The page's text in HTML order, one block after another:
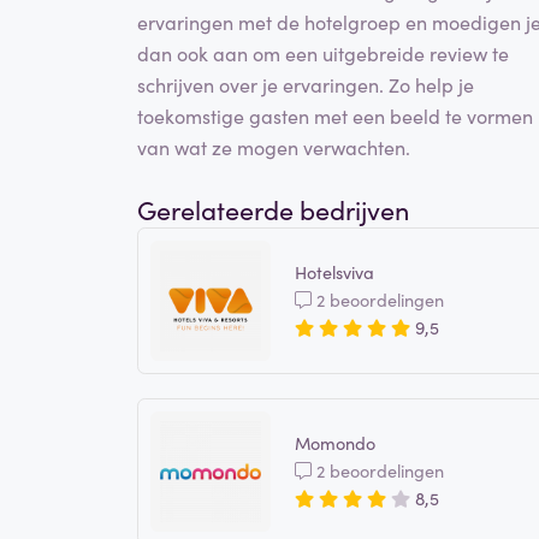
ervaringen met de hotelgroep en moedigen
dan ook aan om een uitgebreide review te
schrijven over je ervaringen. Zo help je
toekomstige gasten met een beeld te vormen
van wat ze mogen verwachten.
Gerelateerde bedrijven
Hotelsviva
2 beoordelingen
9,5
Momondo
2 beoordelingen
8,5